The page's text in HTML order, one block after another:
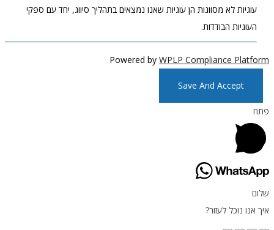
עוגיות לא מסווגות הן עוגיות שאנו נמצאים בתהליך סיווג, יחד עם ספקי
העוגיות הבודדות.
Powered by WPLP Compliance Platform
Save And Accept
פתח
שלום
איך אנו נוכל לעזור?